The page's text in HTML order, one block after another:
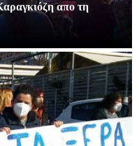
απο τη